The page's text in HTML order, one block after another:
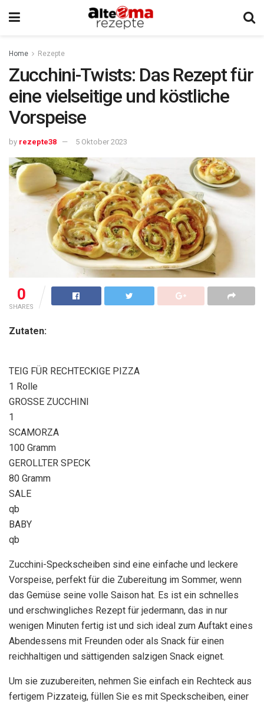
Home Rezepte
Zucchini-Twists: Das Rezept für
eine vielseitige und köstliche
Vorspeise
by rezepte38 5 Oktober 2023
0
SHARES
Zutaten:
TEIG FÜR RECHTECKIGE PIZZA
1 Rolle
GROSSE ZUCCHINI
1
SCAMORZA
100 Gramm
GEROLLTER SPECK
80 Gramm
SALE
qb
BABY
qb
Zucchini-Speckscheiben sind eine einfache und leckere
Vorspeise, perfekt für die Zubereitung im Sommer, wenn
das Gemüse seine volle Saison hat. Es ist ein schnelles
und erschwingliches Rezept für jedermann, das in nur
wenigen Minuten fertig ist und sich ideal zum Auftakt eines
Abendessens mit Freunden oder als Snack für einen
reichhaltigen und sättigenden salzigen Snack eignet.
Um sie zuzubereiten, nehmen Sie einfach ein Rechteck aus
fertigem Pizzateig, füllen Sie es mit Speckscheiben, einer